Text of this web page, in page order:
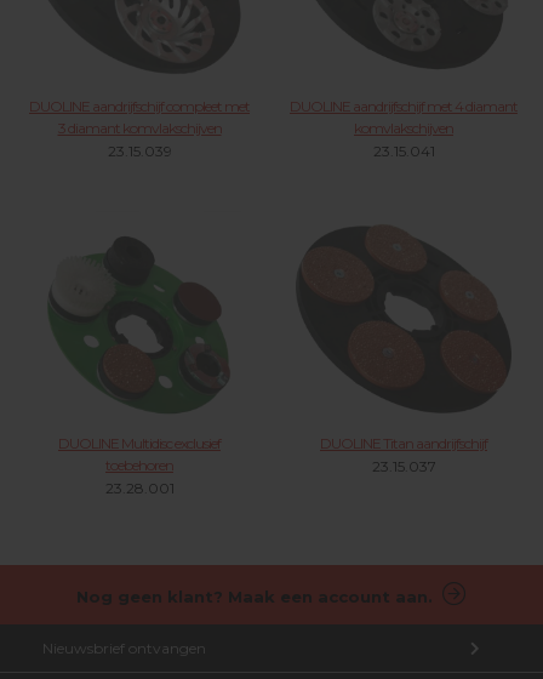
DUOLINE aandrijfschijf compleet met
3 diamant komvlakschijven
23.15.039
DUOLINE aandrijfschijf met 4 diamant
komvlakschijven
23.15.041
DUOLINE Multidisc exclusief
toebehoren
23.28.001
DUOLINE Titan aandrijfschijf
23.15.037
Nog geen klant? Maak een account aan.
Nieuwsbrief ontvangen